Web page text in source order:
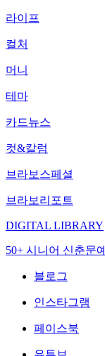
라이프
컬처
머니
테마
카드뉴스
컷&칼럼
브라보스페셜
브라보리포트
DIGITAL LIBRARY
50+ 시니어 신춘문예
블로그
인스타그램
페이스북